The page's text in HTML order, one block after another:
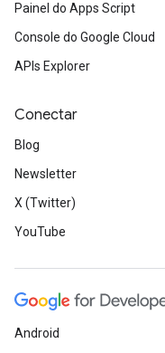
Painel do Apps Script
Console do Google Cloud
APIs Explorer
Conectar
Blog
Newsletter
X (Twitter)
YouTube
Android